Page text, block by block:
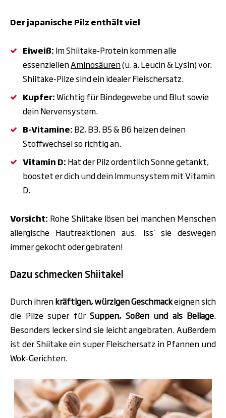
Der japanische Pilz enthält viel
Eiweiß: Im Shiitake-Protein kommen alle
essenziellenAminosäuren(u. a. Leucin & Lysin) vor.
Shiitake-Pilze sind ein idealer Fleischersatz.
Kupfer:Wichtig für Bindegewebe und Blut sowie
dein Nervensystem.
B-Vitamine: B2, B3, B5 & B6 heizen deinen
Stoffwechsel so richtig an.
Vitamin D: Hat der Pilz ordentlich Sonne getankt,
boostet er dich und dein Immunsystem mit Vitamin
D.
Vorsicht: Rohe Shiitake lösen bei manchen Menschen
allergische Hautreaktionen aus. Iss‘ sie deswegen
immer gekocht oder gebraten!
Dazu schmecken Shiitake!
Durch ihrenkräftigen, würzigen Geschmackeignen sich
die Pilze super für Suppen, Soßen und als Beilage.
Besonders lecker sind sie leicht angebraten. Außerdem
ist der Shiitake ein super Fleischersatz in Pfannen und
Wok-Gerichten.